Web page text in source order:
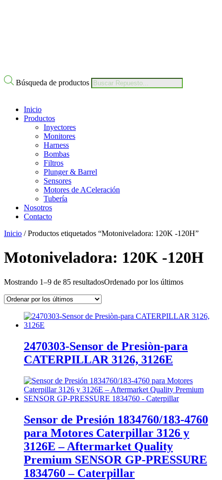
Búsqueda de productos
Inicio
Productos
Inyectores
Monitores
Harness
Bombas
Filtros
Plunger & Barrel
Sensores
Motores de ACeleración
Tubería
Nosotros
Contacto
Inicio / Productos etiquetados “Motoniveladora: 120K -120H”
Motoniveladora: 120K -120H
Mostrando 1–9 de 85 resultadosOrdenado por los últimos
2470303-Sensor de Presiòn-para
CATERPILLAR 3126, 3126E
Sensor de Presión 1834760/183-4760
para Motores Caterpillar 3126 y
3126E – Aftermarket Quality
Premium SENSOR GP-PRESSURE
1834760 – Caterpillar